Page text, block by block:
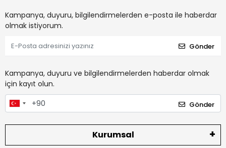
Kampanya, duyuru, bilgilendirmelerden e-posta ile haberdar
olmak istiyorum.
Gönder
Kampanya, duyuru ve bilgilendirmelerden haberdar olmak
için kayıt olun.
Gönder
Kurumsal